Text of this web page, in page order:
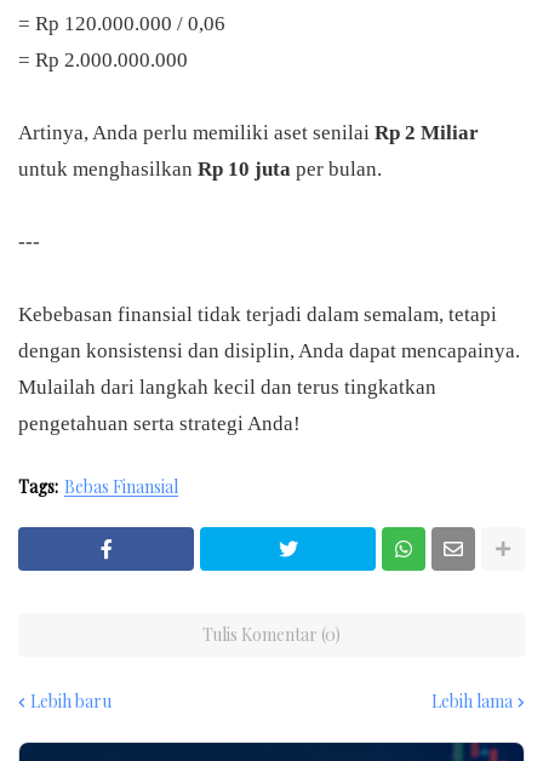
= Rp 120.000.000 / 0,06
= Rp 2.000.000.000
Artinya, Anda perlu memiliki aset senilai Rp 2 Miliar
untuk menghasilkan Rp 10 juta per bulan.
---
Kebebasan finansial tidak terjadi dalam semalam, tetapi
dengan konsistensi dan disiplin, Anda dapat mencapainya.
Mulailah dari langkah kecil dan terus tingkatkan
pengetahuan serta strategi Anda!
Tags: Bebas Finansial
Tulis Komentar (0)
Lebih baru Lebih lama